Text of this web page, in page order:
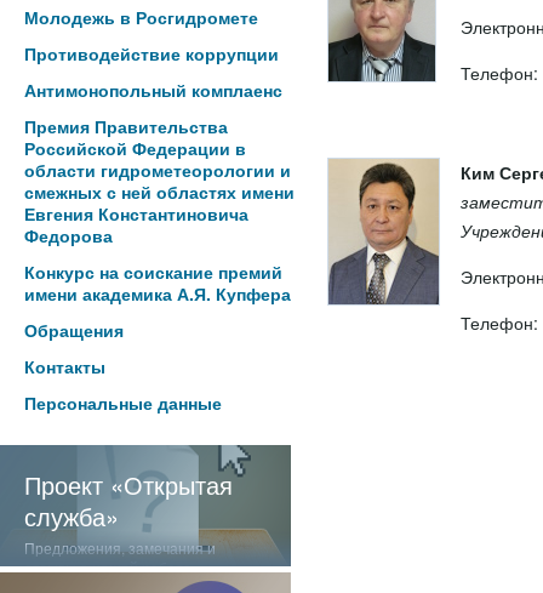
Молодежь в Росгидромете
Противодействие коррупции
Антимонопольный комплаенс
Премия Правительства
Российской Федерации в
области гидрометеорологии и
смежных с ней областях имени
Евгения Константиновича
Федорова
Конкурс на соискание премий
имени академика А.Я. Купфера
Обращения
Контакты
Персональные данные
Проект «Открытая
служба»
Предложения, замечания и
отзывы о нашей работе
Телефон:
Ким
Телефон: